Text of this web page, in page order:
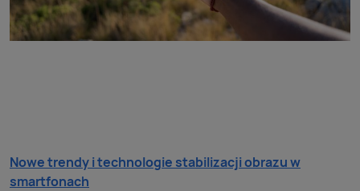
Nowe trendy i technologie stabilizacji obrazu w
smartfonach